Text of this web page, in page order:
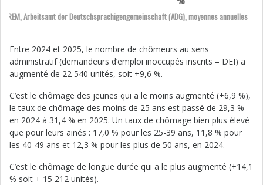
FOREM, Arbeitsamt der Deutschsprachigengemeinschaft (ADG), moyennes annuelles
Entre 2024 et 2025, le nombre de chômeurs au sens
administratif (demandeurs d’emploi inoccupés inscrits – DEI) a
augmenté de 22 540 unités, soit +9,6 %.
C’est le chômage des jeunes qui a le moins augmenté (+6,9 %),
le taux de chômage des moins de 25 ans est passé de 29,3 %
en 2024 à 31,4 % en 2025. Un taux de chômage bien plus élevé
que pour leurs ainés : 17,0 % pour les 25-39 ans, 11,8 % pour
les 40-49 ans et 12,3 % pour les plus de 50 ans, en 2024.
C’est le chômage de longue durée qui a le plus augmenté (+14,1
% soit + 15 212 unités).